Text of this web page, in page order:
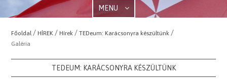
MENU
Főoldal /HÍREK /Hírek /TEDeum: Karácsonyra készültünk /
Galéria
TEDEUM: KARÁCSONYRA KÉSZÜLTÜNK